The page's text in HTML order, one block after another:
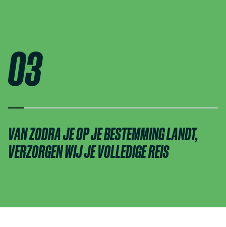
03
VAN ZODRA JE OP JE BESTEMMING LANDT,
VERZORGEN WIJ JE VOLLEDIGE REIS